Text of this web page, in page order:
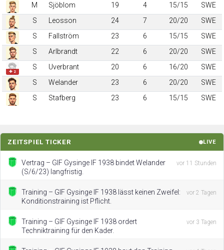
M
Sjöblom 19 4 15/15
SWE
S
Leosson 24 7 20/20
SWE
S
Fallström 23 6 15/15
SWE
S
Arlbrandt 22 6 20/20 SWE
✚ 2
S Uverbrant 20 6 16/20
SWE
S
Welander 23 6 20/20
SWE
S
Stafberg 23 6 15/15 SWE
ZEITSPIEL TICKER LIVE
Vertrag – GIF Gysinge IF 1938 bindet Welander
(S/6/23) langfristig.
vor 11 Stunden
Training – GIF Gysinge IF 1938 lässt keinen Zweifel:
Konditionstraining ist Pflicht.
vor 2 Tagen
Training – GIF Gysinge IF 1938 ordert
Techniktraining für den Kader.
vor 3 Tagen